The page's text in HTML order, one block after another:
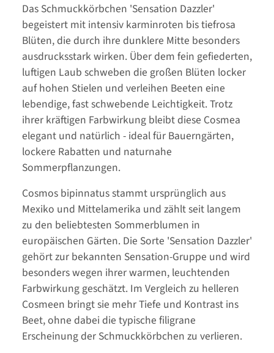
Das Schmuckkörbchen 'Sensation Dazzler'
begeistert mit intensiv karminroten bis tiefrosa
Blüten, die durch ihre dunklere Mitte besonders
ausdrucksstark wirken. Über dem fein gefiederten,
luftigen Laub schweben die großen Blüten locker
auf hohen Stielen und verleihen Beeten eine
lebendige, fast schwebende Leichtigkeit. Trotz
ihrer kräftigen Farbwirkung bleibt diese Cosmea
elegant und natürlich - ideal für Bauerngärten,
lockere Rabatten und naturnahe
Sommerpflanzungen.
Cosmos bipinnatus stammt ursprünglich aus
Mexiko und Mittelamerika und zählt seit langem
zu den beliebtesten Sommerblumen in
europäischen Gärten. Die Sorte 'Sensation Dazzler'
gehört zur bekannten Sensation-Gruppe und wird
besonders wegen ihrer warmen, leuchtenden
Farbwirkung geschätzt. Im Vergleich zu helleren
Cosmeen bringt sie mehr Tiefe und Kontrast ins
Beet, ohne dabei die typische filigrane
Erscheinung der Schmuckkörbchen zu verlieren.